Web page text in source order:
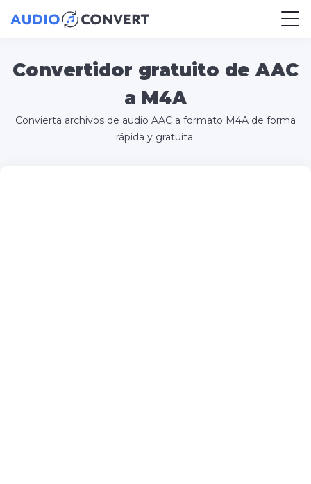
Convertidor gratuito de AAC
a M4A
Convierta archivos de audio AAC a formato M4A de forma
rápida y gratuita.